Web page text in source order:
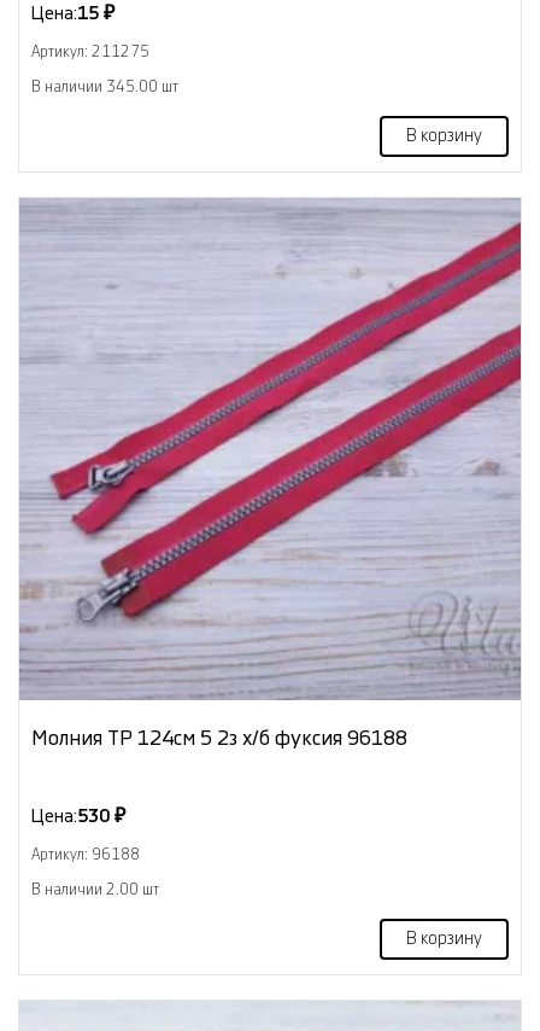
Цена:15 ₽
Артикул: 211275
В наличии 345.00 шт
В корзину
Молния ТР 124см 5 2з х/б фуксия 96188
Цена:530 ₽
Артикул: 96188
В наличии 2.00 шт
В корзину